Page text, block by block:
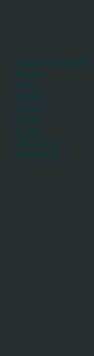
Databasestatistikk
Steder
Trær
Grener
Notater
Kilder
Arkiver
DNA tester
Bokmerker